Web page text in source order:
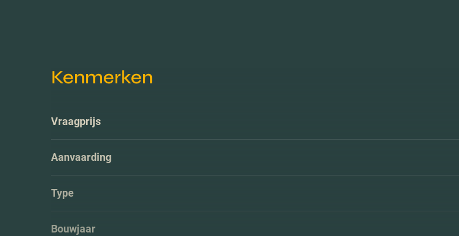
Kenmerken
Vraagprijs
Aanvaarding
Type
Bouwjaar